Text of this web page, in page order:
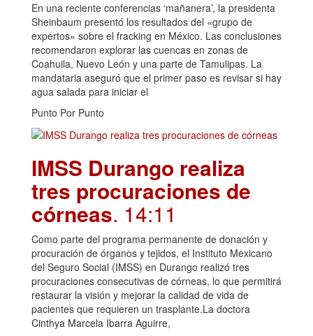
En una reciente conferencias ‘mañanera’, la presidenta
Sheinbaum presentó los resultados del «grupo de
expertos» sobre el fracking en México. Las conclusiones
recomendaron explorar las cuencas en zonas de
Coahuila, Nuevo León y una parte de Tamulipas. La
mandataria aseguró que el primer paso es revisar si hay
agua salada para iniciar el
Punto Por Punto
IMSS Durango realiza
tres procuraciones de
córneas. 14:11
Como parte del programa permanente de donación y
procuración de órganos y tejidos, el Instituto Mexicano
del Seguro Social (IMSS) en Durango realizó tres
procuraciones consecutivas de córneas, lo que permitirá
restaurar la visión y mejorar la calidad de vida de
pacientes que requieren un trasplante.La doctora
Cinthya Marcela Ibarra Aguirre,